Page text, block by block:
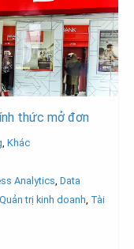
thức mở đơn
Khác
Analytics Data
Quản trị kinh doanh Tài